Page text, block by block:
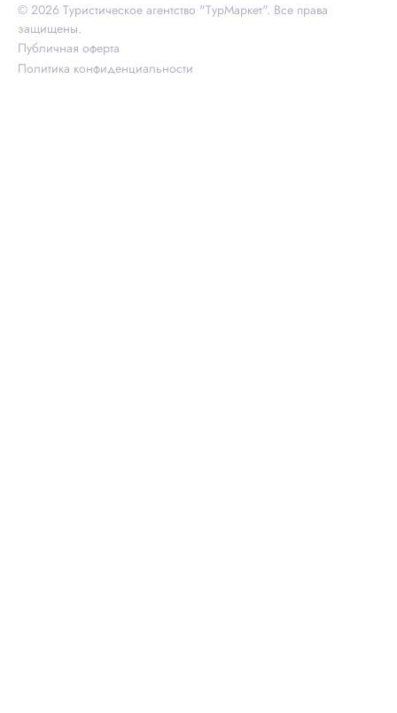
© 2026 Туристическое агентство "ТурМаркет". Все права
защищены.
Публичная оферта
Политика конфиденциальности